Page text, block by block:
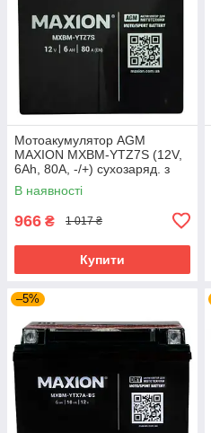
Мотоакумулятор AGM
MAXION MXBM-YTZ7S (12V,
6Ah, 80A, -/+) сухозаряд. з
електролитом
В наявності
966 ₴ 1 017 ₴
Купити
–5%